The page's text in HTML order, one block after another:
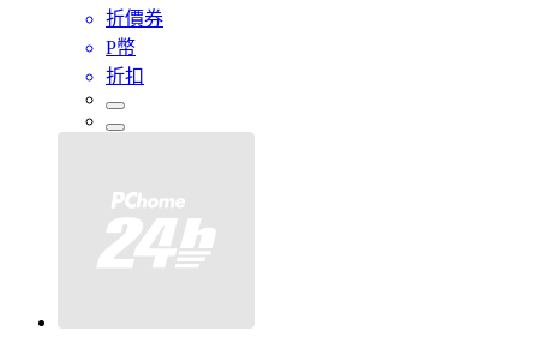
折價券
P幣
折扣